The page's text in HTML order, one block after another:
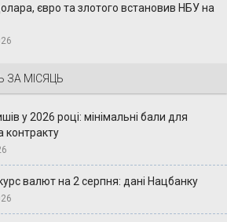
євро та злотого встановив НБУ на
ЗА МІСЯЦЬ
у 2026 році: мінімальні бали для
контракту
валют на 2 серпня: дані Нацбанку